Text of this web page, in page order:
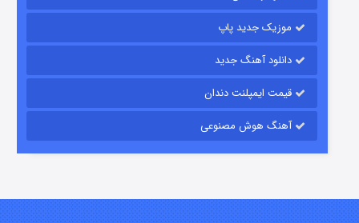
قسمت۱۵ (دوبله) منتشر شد
موزیک جدید پاپ
دانلود آهنگ جدید
قیمت ایمپلنت دندان
آهنگ هوش مصنوعی